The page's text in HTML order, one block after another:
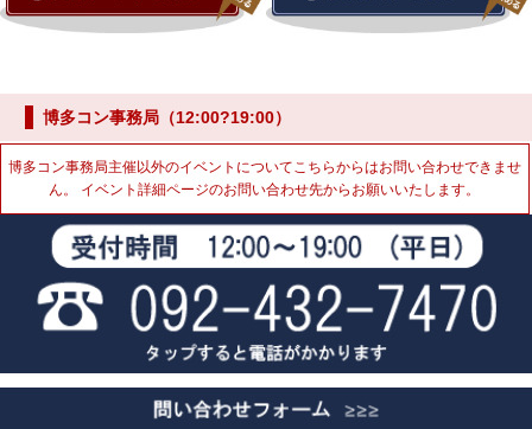
博多コン事務局（12:00?19:00）
博多コン事務局主催以外のイベントについてこちらからはお問い合わせできませ
ん。 イベント詳細ページのお問い合わせ先からお願いいたします。